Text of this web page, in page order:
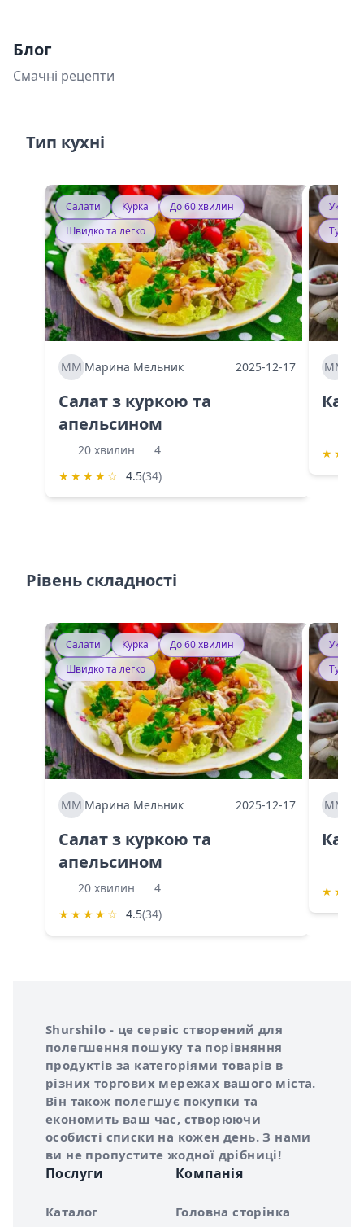
Блог
Смачні рецепти
Тип кухні
Салати Курка
До 60 хвилин
Швидко та легко
ММ Марина Мельник 2025-12-17
Салат з куркою та
апельсином
20 хвилин
4
★ ★ ★ ★ ☆ 4.5(34)
ММ
★ ★
Рівень складності
Салати Курка
До 60 хвилин
Швидко та легко
ММ Марина Мельник 2025-12-17
Салат з куркою та
апельсином
20 хвилин
4
★ ★ ★ ★ ☆ 4.5(34)
ММ
★ ★
Про сервіс Shurshilo
Shurshilo - це сервіс створений для
полегшення пошуку та порівняння
продуктів за категоріями товарів в
різних торгових мережах вашого міста.
Він також полегшує покупки та
економить ваш час, створюючи
особисті списки на кожен день. З нами
ви не пропустите жодної дрібниці!
Послуги
Каталог
Компанія
Головна сторінка